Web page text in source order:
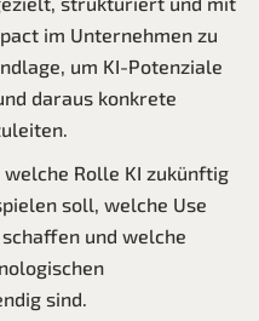
im Unternehmen zu
um KI-Potenziale
daraus konkrete
Rolle KI zukünftig
soll, welche Use
und welche
sind.